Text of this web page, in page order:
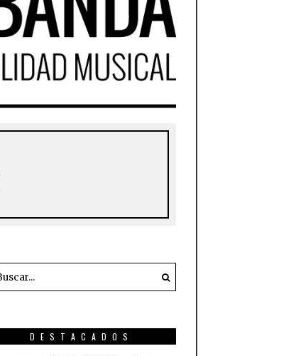
DESTACADOS